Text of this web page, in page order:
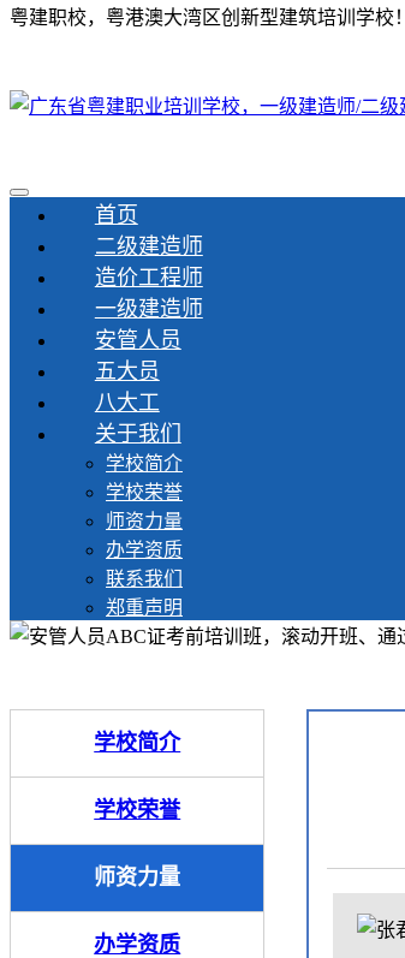
粤建职校，粤港澳大湾区创新型建筑培训学校！
首页
二级建造师
造价工程师
一级建造师
安管人员
五大员
八大工
关于我们
学校简介
学校荣誉
师资力量
办学资质
联系我们
郑重声明
学校简介
学校荣誉
师资力量
办学资质